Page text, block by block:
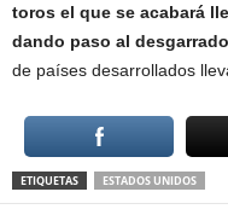
toros el que se acabará
dando paso al
de países desarrollados
ETIQUETAS ESTADOS UNIDOS